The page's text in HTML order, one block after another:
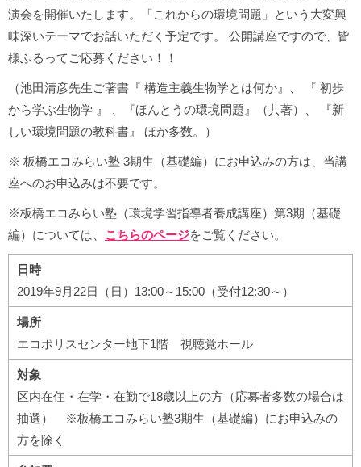
演会を開催いたします。「これからの環境問題」という大変興
味深いテーマでお話いただく予定です。 公開講座ですので、皆
様ふるってご応募ください！！
（池田清彦先生ご著書『 構造主義生物学とは何か』、 『 初歩
から学ぶ生物学 』 、『ほんとうの環境問題』（共著）、 『新
しい環境問題の教科書』 ほか多数。）
※ 板橋エコみらい塾 3期生（基礎編）にお申込みの方は、当講
座へのお申込みは不要です。
※板橋エコみらい塾（環境学習指導者養成講座）第3期（基礎
編）については、 こちらのページをご覧ください。
日時
2019年9月22日（日）13:00～15:00（受付12:30～）
場所
エコポリスセンター地下1階 視聴覚ホール
対象
区内在住・在学・在勤で18歳以上の方（応募者多数の場合は
抽選） ※板橋エコみらい塾3期生（基礎編）にお申込みの
方を除く